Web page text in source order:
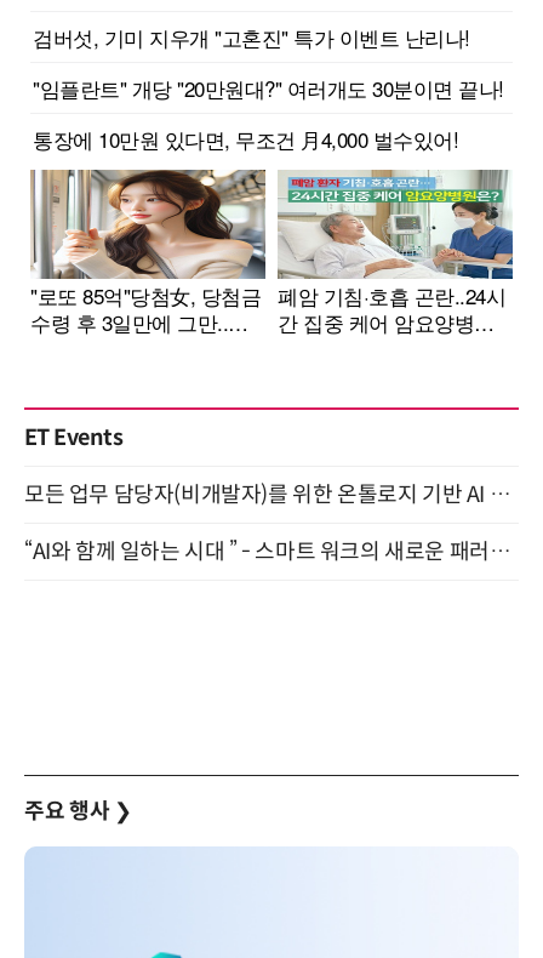
ET Events
모든 업무 담당자(비개발자)를 위한 온톨로지 기반 AI 지식체계 설계 1-day 워크숍 8월 20일 개최
“AI와 함께 일하는 시대 ” - 스마트 워크의 새로운 패러다임 (9/11)
주요 행사 ❯